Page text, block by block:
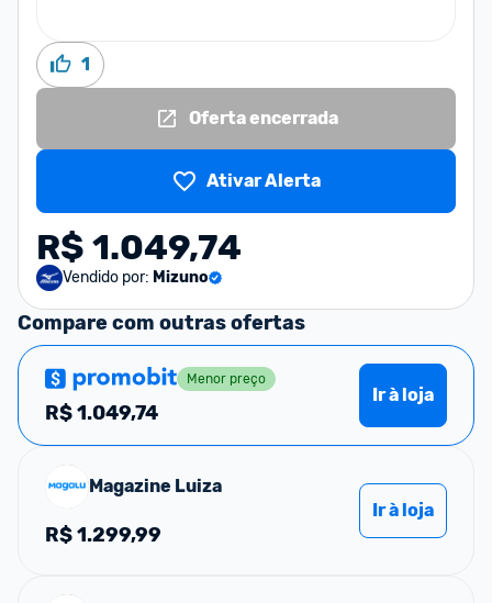
1
Oferta encerrada
Ativar Alerta
R$ 1.049,74
Vendido por: Mizuno
Compare com outras ofertas
Menor preço
R$1.049,74
Ir à loja
Magazine Luiza
R$1.299,99
Ir à loja